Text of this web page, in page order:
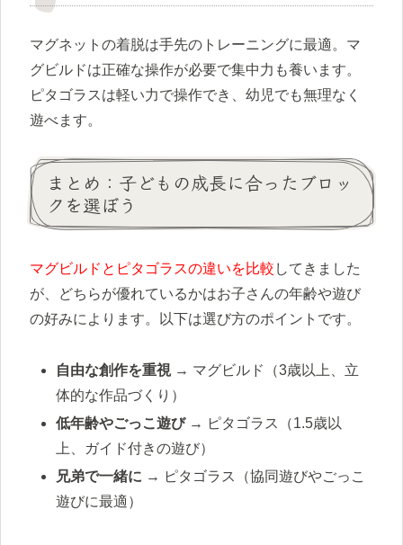
マグネットの着脱は手先のトレーニングに最適。マ
グビルドは正確な操作が必要で集中力も養います。
ピタゴラスは軽い力で操作でき、幼児でも無理なく
遊べます。
まとめ：子どもの成長に合ったブロッ
クを選ぼう
マグビルドとピタゴラスの違いを比較 してきました
が、どちらが優れているかはお子さんの年齢や遊び
の好みによります。以下は選び方のポイントです。
自由な創作を重視 → マグビルド（3歳以上、立
体的な作品づくり）
低年齢やごっこ遊び→ ピタゴラス（1.5歳以
上、ガイド付きの遊び）
兄弟で一緒に → ピタゴラス（協同遊びやごっこ
遊びに最適）